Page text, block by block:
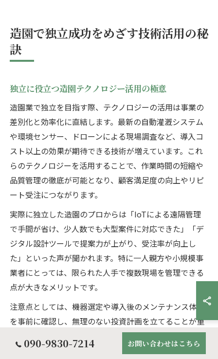
造園で独立成功をめざす技術活用の秘
訣
独立に役立つ造園テクノロジー活用の極意
造園業で独立を目指す際、テクノロジーの活用は事業の
差別化と効率化に直結します。最新の自動灌漑システム
や環境センサー、ドローンによる現場調査など、導入コ
スト以上の効果が期待できる技術が増えています。これ
らのテクノロジーを活用することで、作業時間の短縮や
品質管理の徹底が可能となり、顧客満足度の向上やリピ
ート受注につながります。
実際に独立した造園のプロからは「IoTによる遠隔管理
で手間が省け、少人数でも大型案件に対応できた」「デ
ジタル設計ツールで提案力が上がり、受注率が向上し
た」といった声が聞かれます。特に一人親方や小規模事
業者にとっては、限られた人手で複数現場を管理できる
点が大きなメリットです。
注意点としては、機器選定や導入後のメンテナンス体制
を事前に確認し、無理のない投資計画を立てることが重
要です。まずは小規模な現場で導入し、効果を実感しな
がら徐々に拡大するのが成功への近道です。
090-9830-7214 お問い合わせはこちら